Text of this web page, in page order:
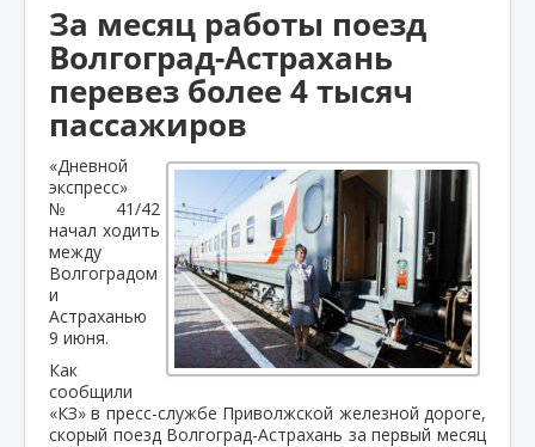
За месяц работы поезд
Волгоград-Астрахань
перевез более 4 тысяч
пассажиров
«Дневной
экспресс»
№41/42
начал ходить
между
Волгоградом
и
Астраханью
9 июня.
Как
сообщили
«КЗ» в пресс-службе Приволжской железной дороге,
скорый поезд Волгоград-Астрахань за первый месяц